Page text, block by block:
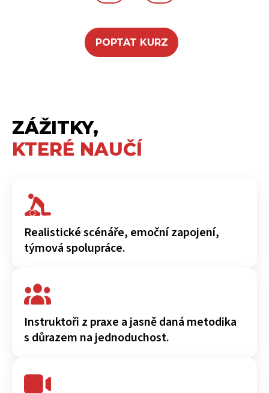
POPTAT KURZ
ZÁŽITKY,
KTERÉ NAUČÍ
Realistické scénáře, emoční zapojení,
týmová spolupráce.
Instruktoři z praxe a jasně daná metodika
s důrazem na jednoduchost.